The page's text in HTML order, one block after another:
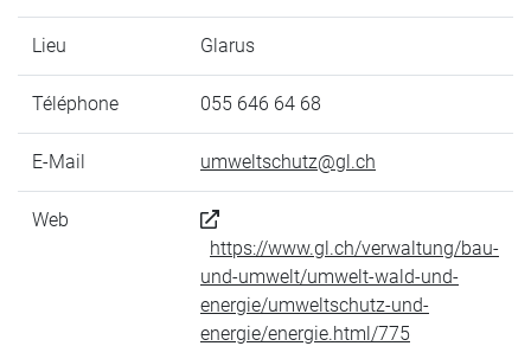
Lieu Glarus
Téléphone 055 646 64 68
E-Mail umweltschutz@gl.ch
Web
https://www.gl.ch/verwaltung/bau-
und-umwelt/umwelt-wald-und-
energie/umweltschutz-und-
energie/energie.html/775